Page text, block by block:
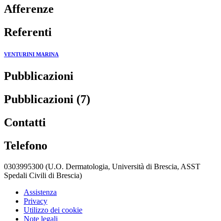
Afferenze
Referenti
VENTURINI MARINA
Pubblicazioni
Pubblicazioni (7)
Contatti
Telefono
0303995300 (U.O. Dermatologia, Università di Brescia, ASST
Spedali Civili di Brescia)
Assistenza
Privacy
Utilizzo dei cookie
Note legali